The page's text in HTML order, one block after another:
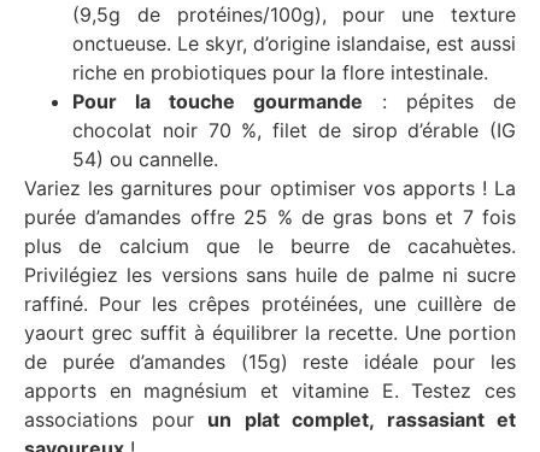
(9,5g de protéines/100g), pour une texture
onctueuse. Le skyr, d’origine islandaise, est aussi
riche en probiotiques pour la flore intestinale.
Pour la touche gourmande : pépites de
chocolat noir 70 %, filet de sirop d’érable (IG
54) ou cannelle.
Variez les garnitures pour optimiser vos apports ! La
purée d’amandes offre 25 % de gras bons et 7 fois
plus de calcium que le beurre de cacahuètes.
Privilégiez les versions sans huile de palme ni sucre
raffiné. Pour les crêpes protéinées, une cuillère de
yaourt grec suffit à équilibrer la recette. Une portion
de purée d’amandes (15g) reste idéale pour les
apports en magnésium et vitamine E. Testez ces
associations pour un plat complet, rassasiant et